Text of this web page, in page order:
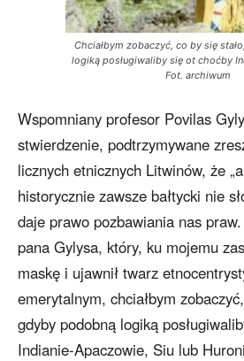
Chciałbym zobaczyć, co by się
logiką posługiwaliby się ot choćby
Fot. archiwum
Wspomniany profesor Povilas
stwierdzenie, podtrzymywane
licznych etnicznych Litwinów, że
historycznie zawsze bałtycki nie
daje prawo pozbawiania nas
pana Gylysa, który, ku mojemu
maskę i ujawnił twarz
emerytalnym, chciałbym
gdyby podobną logiką
Indianie-Apaczowie, Siu lub